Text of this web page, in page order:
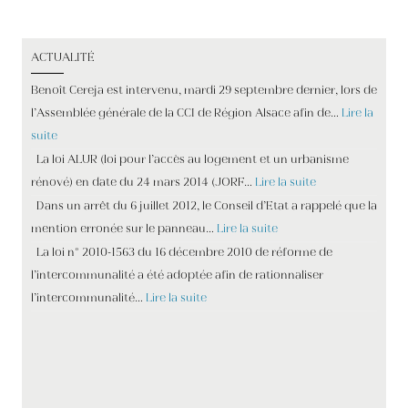
Mathias n’a pas précisé la date de son retour à l’antenne.
journaliste française. Le diplomate a refusé de serrer la main
de Clélie Mathias, coprésentatrice de la matinale.
Félicitations Clelie vous nous manquez tous les matin sur
Cnews"lit-on.otre absence est toute excusée ! Verified
account Protected Tweets @; Suggested users In this
conversation. Ce jeudi 12 mars 2020, la journaliste de 39 … il
y a 3 ans | 4.7K vues. Touche pas à mon poste. 1:40.
ACTUALITÉ
Benoît Cereja est intervenu, mardi 29 septembre dernier, lors de
l’Assemblée générale de la CCI de Région Alsace afin de… Lire la
suite
La loi ALUR (loi pour l’accès au logement et un urbanisme
rénové) en date du 24 mars 2014 (JORF… Lire la suite
Dans un arrêt du 6 juillet 2012, le Conseil d’Etat a rappelé que la
mention erronée sur le panneau… Lire la suite
La loi n° 2010-1563 du 16 décembre 2010 de réforme de
l’intercommunalité a été adoptée afin de rationnaliser
l’intercommunalité… Lire la suite